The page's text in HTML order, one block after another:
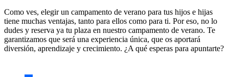
Como ves, elegir un campamento de verano para tus hijos e hijas
tiene muchas ventajas, tanto para ellos como para ti. Por eso, no lo
dudes y reserva ya tu plaza en nuestro campamento de verano. Te
garantizamos que será una experiencia única, que os aportará
diversión, aprendizaje y crecimiento. ¿A qué esperas para apuntarte?